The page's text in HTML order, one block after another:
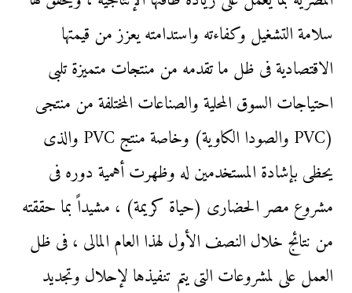
سلامة التشغيل وكفاءته واستدامته يعزز من قيمتها
الاقتصادية فى ظل ما تقدمه من منتجات متميزة تلبى
احتياجات السوق المحلية والصناعات المختلفة من منتجى
(PVC والصودا الكاوية) وخاصة منتج PVC والذى
يحظى بإشادة المستخدمين له وظهرت أهمية دوره فى
مشروع مصر الحضارى (حياة كريمة) ، مشيداً بما حققته
من نتائج خلال النصف الأول لهذا العام المالى ، فى ظل
العمل على لمشروعات التى يتم تنفيذها لإحلال وتجديد